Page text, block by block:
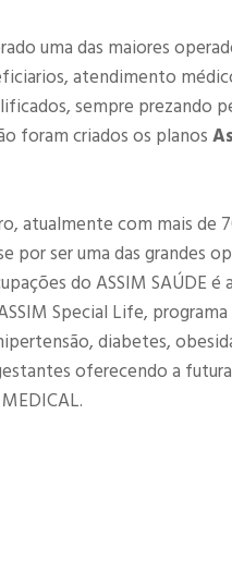
uma das maiores
atendimento
sempre prezando
foram criados os planos
atualmente com mais de
por ser uma das grandes
do ASSIM SAÚDE é
Special Life,
diabetes,
oferecendo a